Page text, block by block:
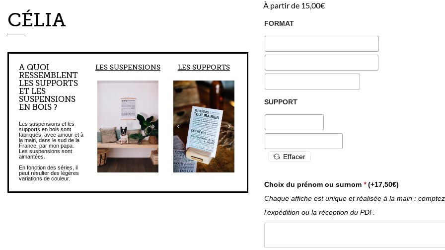
CÉLIA
A QUOI
RESSEMBLENT
LES SUPPORTS
ET LES
SUSPENSIONS
EN BOIS ?
Les suspensions et les
supports en bois sont
fabriqués, avec amour et à
la main, dans le sud de la
France, par mon papa.
Les suspensions sont
aimantées.
En fonction des séries, il
peut résulter des légères
variations de couleur.
LES SUSPENSIONS LES SUPPORTS
À partir de 15,00€
FORMAT
SUPPORT
Effacer
Choix du prénom ou surnom*(+17,50€)
Chaque affiche est unique et réalisée à la main :
l’expédition ou la réception du PDF.